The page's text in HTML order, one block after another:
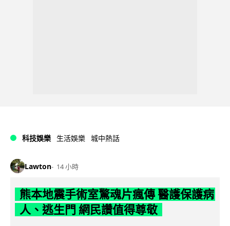
科技娛樂 生活娛樂 城中熱話
Lawton 14 小時
熊本地震手術室驚魂片瘋傳 醫護保護病
人、逃生門 網民讚值得尊敬